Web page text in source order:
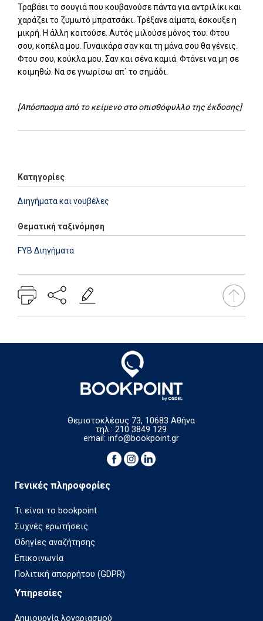
Τραβάει το σουγιά που κουβανούσε πάντα για αντριλίκι και
χαράζει το ζυμωτό μπρατσάκι. Τρέξανε αίματα, έσκουξε η
μικρή. Η άλλη κοιτούσε. Αυτός μιλούσε μόνος του. Φτου
σου, κοπέλα μου. Γυναικάρα σαν και τη μάνα σου θα γένεις.
Φτου σου, κούκλα μου. Σαν και σένα καμιά. Φτάνει να μη σε
κοιμηθώ. Να σε γνωρίσω απ` το σημάδι.
[Απόσπασμα από το κείμενο στο οπισθόφυλλο της έκδοσης]
Κατηγορίες
Διηγήματα και νουβέλες
Θεματική ταξινόμηση
FYB Διηγήματα
Θεμιστοκλέους 73, 10683 Αθήνα
τηλ.: 210 3849 129
email:info@bookpoint.gr
Γενικές πληροφορίες
Τι είναι το bookpoint
Συχνές ερωτήσεις
Οδηγίες αναζήτησης
Επικοινωνία
Πολιτική απορρήτου (GDPR)
Υπηρεσίες
Δημιουργία λογαριασμού